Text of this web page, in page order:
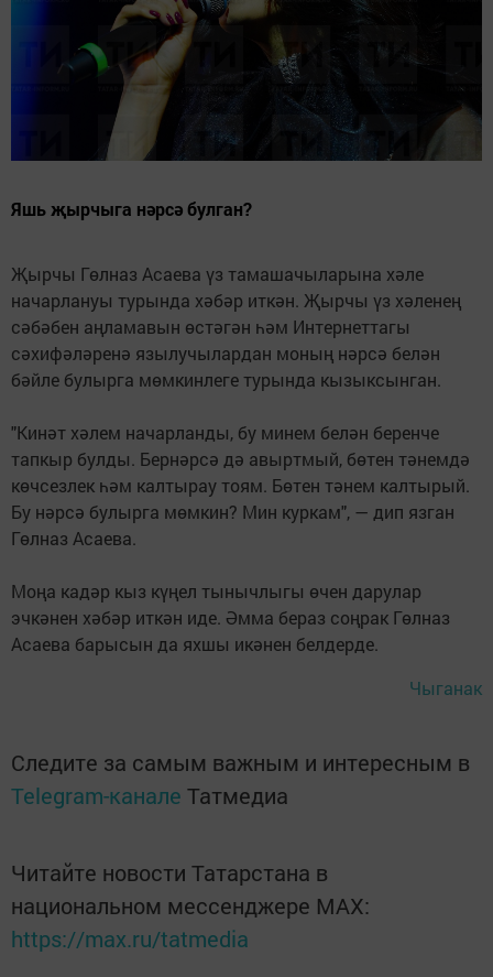
Яшь җырчыга нәрсә булган?
Җырчы Гөлназ Асаева үз тамашачыларына хәле
начарлануы турында хәбәр иткән. Җырчы үз хәленең
сәбәбен аңламавын өстәгән һәм Интернеттагы
сәхифәләренә язылучылардан моның нәрсә белән
бәйле булырга мөмкинлеге турында кызыксынган.
"Кинәт хәлем начарланды, бу минем белән беренче
тапкыр булды. Бернәрсә дә авыртмый, бөтен тәнемдә
көчсезлек һәм калтырау тоям. Бөтен тәнем калтырый.
Бу нәрсә булырга мөмкин? Мин куркам", — дип язган
Гөлназ Асаева.
Моңа кадәр кыз күңел тынычлыгы өчен дарулар
эчкәнен хәбәр иткән иде. Әмма бераз соңрак Гөлназ
Асаева барысын да яхшы икәнен белдерде.
Чыганак
Следите за самым важным и интересным в
Telegram-канале Татмедиа
Читайте новости Татарстана в
национальном мессенджере MАХ:
https://max.ru/tatmedia